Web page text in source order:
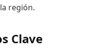
región.
Clave